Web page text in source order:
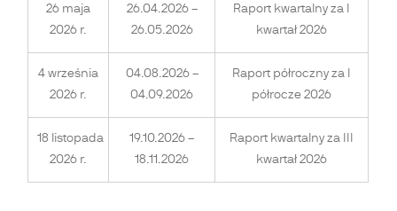
26 maja
2026 r.
26.04.2026 –
26.05.2026
Raport kwartalny za I
kwartał 2026
4 września
2026 r.
04.08.2026 –
04.09.2026
Raport półroczny za I
półrocze 2026
18 listopada
2026 r.
19.10.2026 –
18.11.2026
Raport kwartalny za III
kwartał 2026